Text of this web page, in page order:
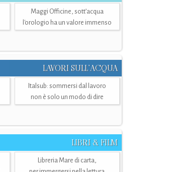
Maggi Officine, sott’acqua
l'orologio ha un valore immenso
LAVORI SULL’ACQUA
Italsub: sommersi dal lavoro
non è solo un modo di dire
LIBRI & FILM
Libreria Mare di carta,